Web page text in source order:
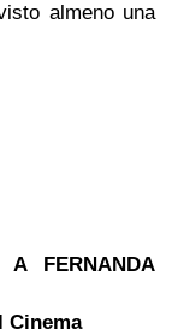
almeno una
FERNANDA
Cinema